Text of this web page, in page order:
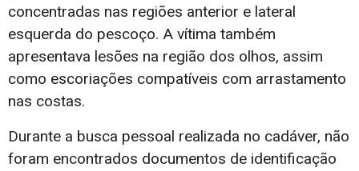
concentradas nas regiões anterior e lateral
esquerda do pescoço. A vítima também
apresentava lesões na região dos olhos, assim
como escoriações compatíveis com arrastamento
nas costas.
Durante a busca pessoal realizada no cadáver, não
foram encontrados documentos de identificação